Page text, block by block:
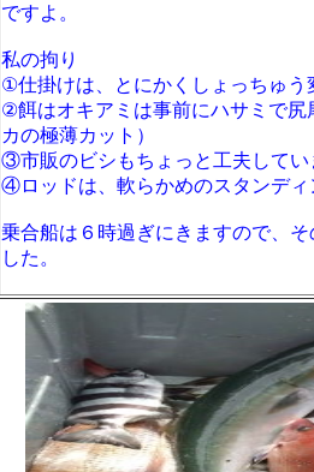
ですよ。
私の拘り
①仕掛けは、とにかくしょっちゅ
②餌はオキアミは事前にハサミで
カの極薄カット）
③市販のビシもちょっと工夫してい
④ロッドは、軟らかめのスタンディ
乗合船は６時過ぎにきますので、
した。